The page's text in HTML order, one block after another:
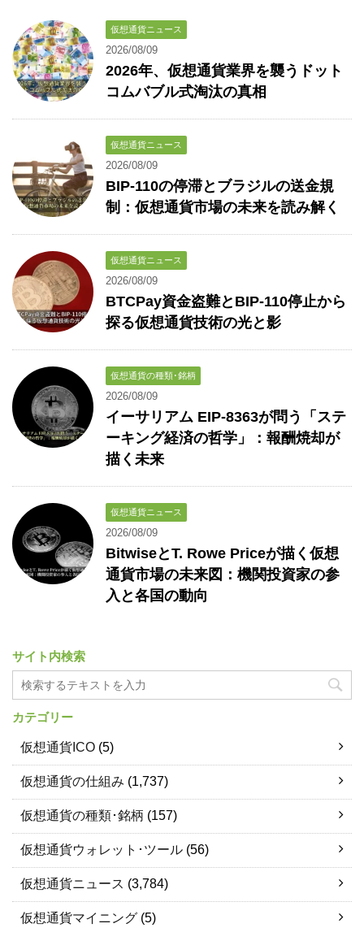
仮想通貨ニュース
2026/08/09
2026年、仮想通貨業界を襲うドット
コムバブル式淘汰の真相
仮想通貨ニュース
2026/08/09
BIP-110の停滞とブラジルの送金規
制：仮想通貨市場の未来を読み解く
仮想通貨ニュース
2026/08/09
BTCPay資金盗難とBIP-110停止から
探る仮想通貨技術の光と影
仮想通貨の種類･銘柄
2026/08/09
イーサリアム EIP-8363が問う「ステ
ーキング経済の哲学」：報酬焼却が
描く未来
仮想通貨ニュース
2026/08/09
BitwiseとT. Rowe Priceが描く仮想
通貨市場の未来図：機関投資家の参
入と各国の動向
サイト内検索
カテゴリー
仮想通貨ICO (5)
仮想通貨の仕組み (1,737)
仮想通貨の種類･銘柄 (157)
仮想通貨ウォレット･ツール (56)
仮想通貨ニュース (3,784)
仮想通貨マイニング (5)